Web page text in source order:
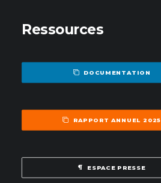
Ressources
DOCUMENTATION
RAPPORT ANNUEL 2025
ESPACE PRESSE